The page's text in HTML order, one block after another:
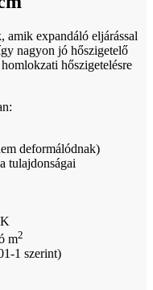
expandáló eljárással
nagyon jó hőszigetelő
hőszigetelésre
deformálódnak)
tulajdonságai
m2
1 szerint)